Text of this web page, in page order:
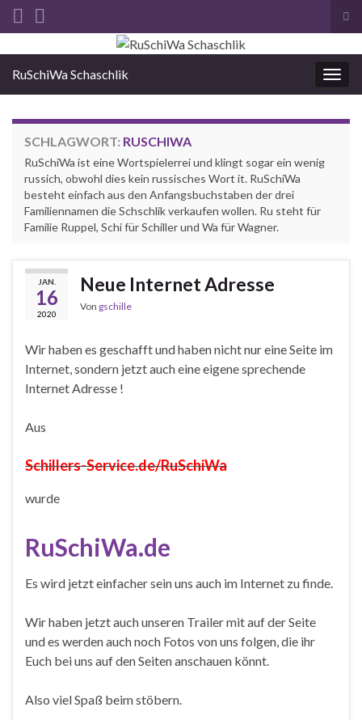
Search for:
RuSchiWa Schaschlik
SCHLAGWORT: RUSCHIWA
RuSchiWa ist eine Wortspielerrei und klingt sogar ein wenig
russich, obwohl dies kein russisches Wort it. RuSchiWa
besteht einfach aus den Anfangsbuchstaben der drei
Familiennamen die Schschlik verkaufen wollen. Ru steht für
Familie Ruppel, Schi für Schiller und Wa für Wagner.
JAN.
16
2020
Neue Internet Adresse
Von gschille
Wir haben es geschafft und haben nicht nur eine Seite im
Internet, sondern jetzt auch eine eigene sprechende
Internet Adresse !
Aus
Schillers-Service.de/RuSchiWa
wurde
RuSchiWa.de
Es wird jetzt einfacher sein uns auch im Internet zu finde.
Wir haben jetzt auch unseren Trailer mit auf der Seite
und es werden auch noch Fotos von uns folgen, die ihr
Euch bei uns auf den Seiten anschauen könnt.
Also viel Spaß beim stöbern.